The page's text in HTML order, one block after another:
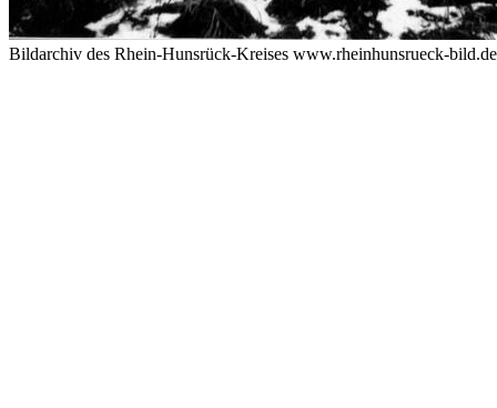
Bildarchiv des Rhein-Hunsrück-Kreises www.rheinhunsrueck-